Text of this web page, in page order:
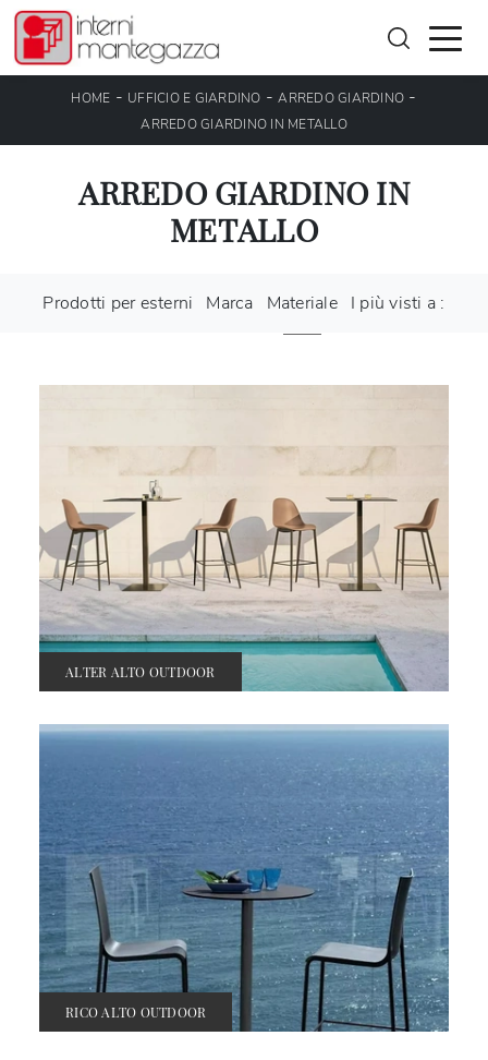
HOME - UFFICIO E GIARDINO -ARREDO GIARDINO -
ARREDO GIARDINO IN METALLO
ARREDO GIARDINO IN
METALLO
Prodotti per esterni Marca Materiale I più visti a :
ALTER ALTO OUTDOOR
RICO ALTO OUTDOOR